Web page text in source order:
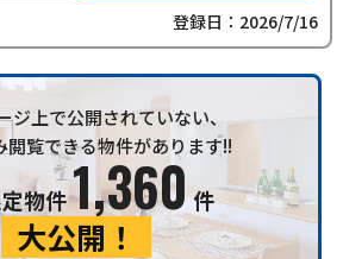
登録日：2026/7/16
ジ上で公開されていない、
閲覧できる物件があります!!
物件1,360件
大公開！